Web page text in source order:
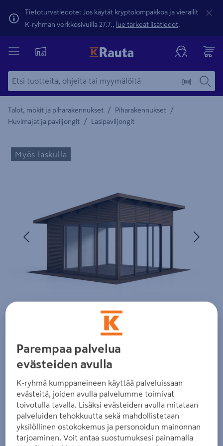
Tietoturvatiedote: Jos käytät kryptolompakkoa ja vierailit
K-ryhmän verkkosivuilla 27.7., lue tärkeät lisätiedot.
Talot, mökit ja piharakennukset / Piharakennukset /
Huvimajat ja paviljongit / Lasipaviljongit
Yksityiskohtainen kuvaus löytyy Tuotteen kuvaus -
Edellinen
Myös laskulla
Zoomaa kuvaa sormilla kosketusnäytöllä
TAMMISTON PUU
Parempaa palvelua
evästeiden avulla
K-ryhmä kumppaneineen käyttää palveluissaan
evästeitä, joiden avulla palvelumme toimivat
toivotulla tavalla. Lisäksi evästeiden avulla mitataan
palveluiden tehokkuutta sekä mahdollistetaan
yksilöllinen ostokokemus ja personoidun mainonnan
tarjoaminen. Voit antaa suostumuksesi painamalla